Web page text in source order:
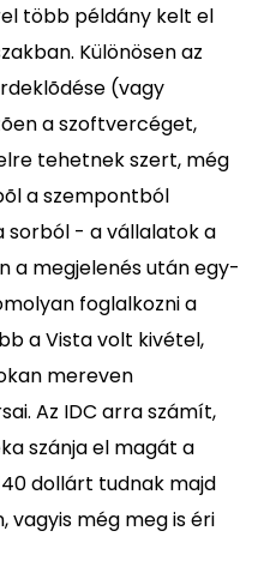
több példány kelt el
Különösen az
(vagy
a szoftvercéget,
tehetnek szert, még
a szempontból
sorból - a vállalatok a
a megjelenés után egy-
foglalkozni a
a Vista volt kivétel,
mereven
Az IDC arra számít,
szánja el magát a
dollárt tudnak majd
vagyis még meg is éri